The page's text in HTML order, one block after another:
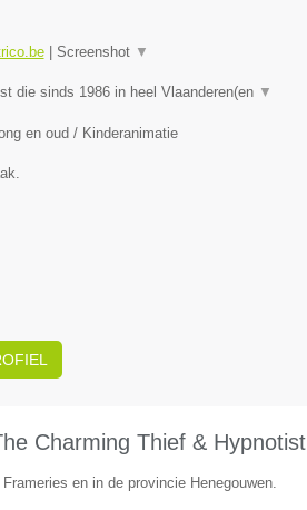
| Screenshot ▼
die sinds 1986 in heel Vlaanderen(en ▼
en oud / Kinderanimatie
Charming Thief & Hypnotist
en in de provincie Henegouwen.